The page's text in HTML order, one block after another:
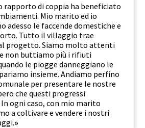
rapporto di coppia ha beneficiato
Mio marito ed io
adesso le faccende domestiche e
Tutto il villaggio trae
progetto. Siamo molto attenti
non buttiamo più i rifiuti
le piogge danneggiano le
insieme. Andiamo perfino
per presentare le nostre
che questi progressi
ogni caso, con mio marito
a coltivare e vendere i nostri
»